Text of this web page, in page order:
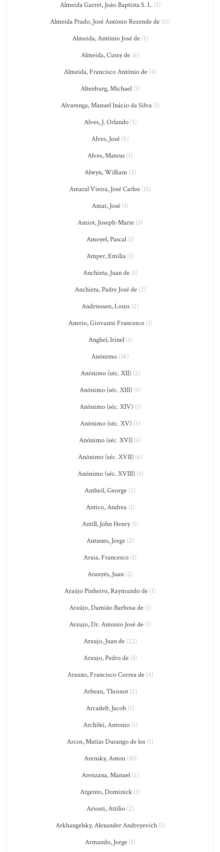
Almeida Garret, João Baptista S. L.(1)
Almeida Prado, José Antônio Rezende de (11)
Almeida, Antônio José de (1)
Almeida, Cussy de (6)
Almeida, Francisco António de (4)
Altenburg, Michael (1)
Alvarenga, Manuel Inácio da Silva(1)
Alves, J. Orlando(1)
Alves, José (5)
Alves, Mateus (1)
Alwyn, William(2)
Amaral Vieira, José Carlos (13)
Amat, José (1)
Amiot, Joseph-Marie (3)
Amoyel, Pascal(1)
Amper, Emilia (1)
Anchieta, Juan de(1)
Anchieta, Padre José de(2)
Andriessen, Louis (2)
Anerio, Giovanni Francesco(1)
Anghel, Irinel(1)
Anônimo (38)
Anônimo (séc. XII)(2)
Anônimo (séc. XIII)(5)
Anônimo (séc. XIV)(1)
Anônimo (séc. XV)(5)
Anônimo (séc. XVI)(6)
Anônimo (séc. XVII)(6)
Anônimo (séc. XVIII)(1)
Antheil, George (2)
Antico, Andrea(1)
Antill, John Henry(1)
Antunes, Jorge(2)
Araia, Francesco (1)
Aranyés, Juan (2)
Araújo Pinheiro, Raymundo de (1)
Araújo, Damião Barbosa de(1)
Araujo, Dr. Antonio José de(1)
Araujo, Juan de(22)
Araujo, Pedro de(3)
Arauxo, Francisco Correa de(4)
Arbeau, Thoinot(2)
Arcadelt, Jacob (1)
Archilei, Antonio(1)
Arcos, Matías Durango de los (1)
Arensky, Anton(10)
Arenzana, Manuel(2)
Argento, Dominick (1)
Ariosti, Attilio(2)
Arkhangelsky, Alexander Andreyevich(1)
Armando, Jorge (1)